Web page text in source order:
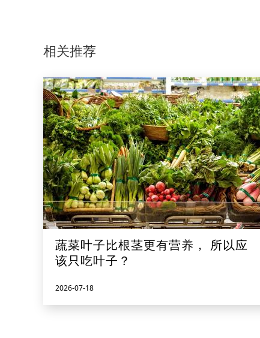
相关推荐
蔬菜叶子比根茎更有营养， 所以应
该只吃叶子？
2026-07-18